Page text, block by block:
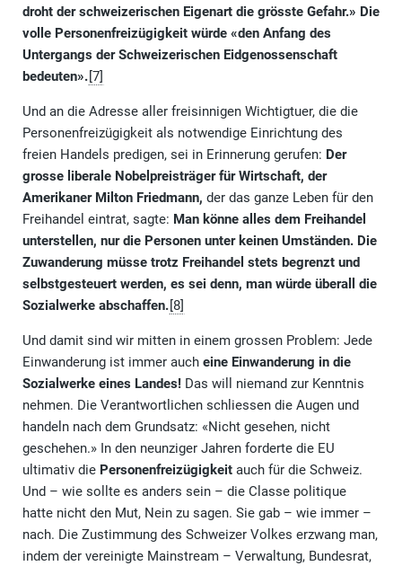
droht der schweizerischen Eigenart die grösste Gefahr.» Die
volle Personenfreizügigkeit würde «den Anfang des
Untergangs der Schweizerischen Eidgenossenschaft
bedeuten».[7]
Und an die Adresse aller freisinnigen Wichtigtuer, die die
Personenfreizügigkeit als notwendige Einrichtung des
freien Handels predigen, sei in Erinnerung gerufen: Der
grosse liberale Nobelpreisträger für Wirtschaft, der
Amerikaner Milton Friedmann, der das ganze Leben für den
Freihandel eintrat, sagte: Man könne alles dem Freihandel
unterstellen, nur die Personen unter keinen Umständen. Die
Zuwanderung müsse trotz Freihandel stets begrenzt und
selbstgesteuert werden, es sei denn, man würde überall die
Sozialwerke abschaffen.[8]
Und damit sind wir mitten in einem grossen Problem: Jede
Einwanderung ist immer auch eine Einwanderung in die
Sozialwerke eines Landes! Das will niemand zur Kenntnis
nehmen. Die Verantwortlichen schliessen die Augen und
handeln nach dem Grundsatz: «Nicht gesehen, nicht
geschehen.» In den neunziger Jahren forderte die EU
ultimativ die Personenfreizügigkeit auch für die Schweiz.
Und – wie sollte es anders sein – die Classe politique
hatte nicht den Mut, Nein zu sagen. Sie gab – wie immer –
nach. Die Zustimmung des Schweizer Volkes erzwang man,
indem der vereinigte Mainstream – Verwaltung, Bundesrat,